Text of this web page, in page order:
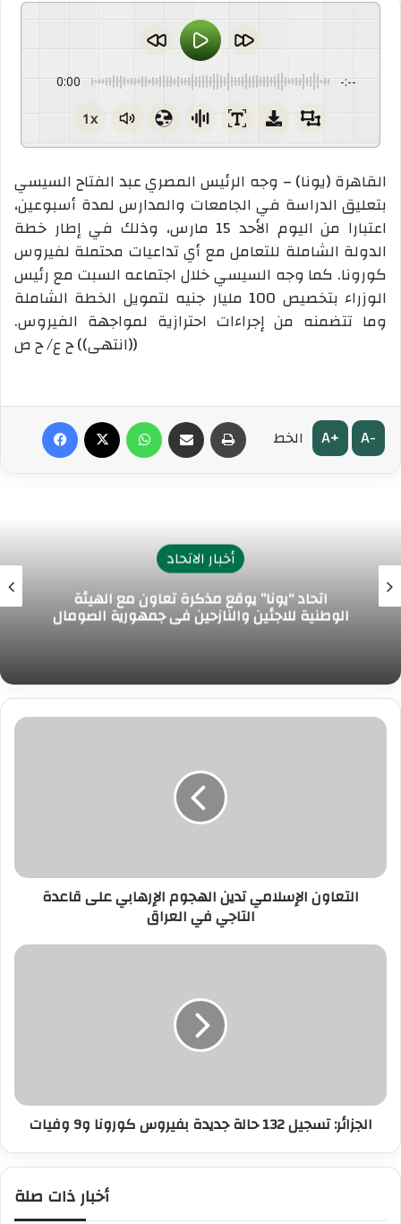
0:00 -:--
1x
القاهرة (يونا) – وجه الرئيس المصري عبد الفتاح السيسي
بتعليق الدراسة في الجامعات والمدارس لمدة أسبوعين،
اعتبارا من اليوم الأحد 15 مارس، وذلك في إطار خطة
الدولة الشاملة للتعامل مع أي تداعيات محتملة لفيروس
كورونا. كما وجه السيسي خلال اجتماعه السبت مع رئيس
الوزراء بتخصيص 100 مليار جنيه لتمويل الخطة الشاملة
وما تتضمنه من إجراءات احترازية لمواجهة الفيروس.
((انتهى)) ح ع/ ح ص
فيسبوك واتساب مشاركة عبر البريد
الخط A+ A-
أخبار الاتحاد
اتحاد “يونا” يوقع مذكرة تعاون مع الهيئة
الوطنية للاجئين والنازحين في جمهورية الصومال
التعاون
في
العراقالتعاون الإسلامي تدين الهجوم الإرهابي على قاعدة
التاجي في العراق
الجزائر:
وفيات
الجزائر: تسجيل 132 حالة جديدة بفيروس كورونا و9 وفيات
أخبار ذات صلة